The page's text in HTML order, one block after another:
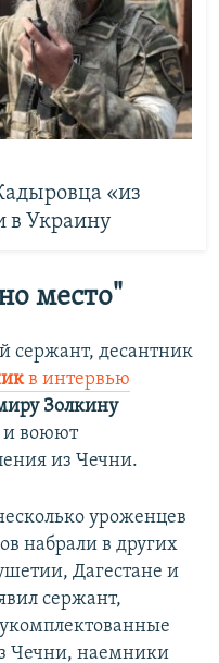
«из
в Украину
место"
сержант, десантник
в интервью
Золкину
и воюют
из Чечни.
уроженцев
набрали в других
Дагестане и
сержант,
Чечни, наемники